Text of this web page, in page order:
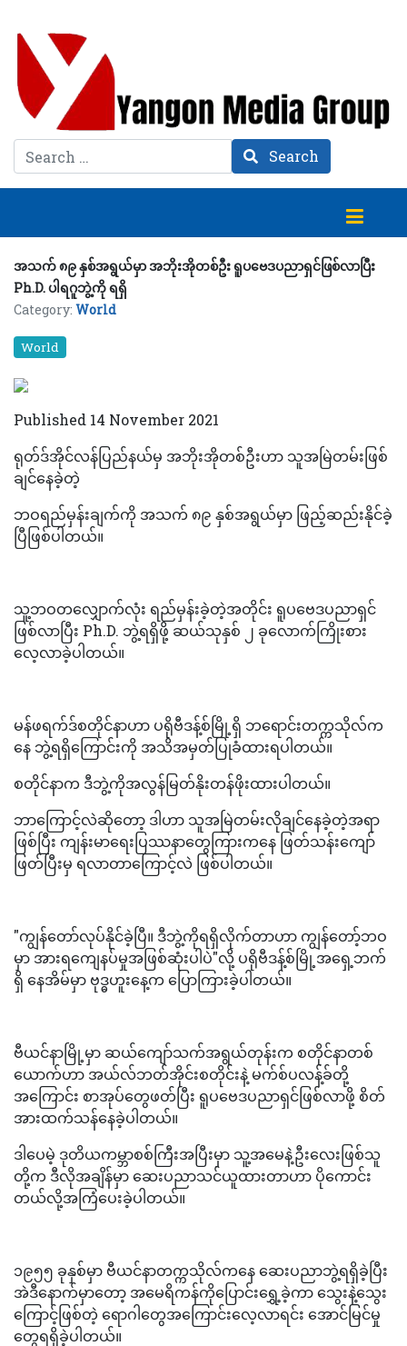
Search Search
အသက် ၈၉ နှစ်အရွယ်မှာ အဘိုးအိုတစ်ဦး ရူပဗေဒပညာရှင်ဖြစ်လာပြီး
Ph.D. ပါရဂူဘွဲ့ကို ရရှိ
Category: World
World
Published 14 November 2021
ရုတ်ဒ်အိုင်လန်ပြည်နယ်မှ အဘိုးအိုတစ်ဦးဟာ သူအမြဲတမ်းဖြစ်
ချင်နေခဲ့တဲ့
ဘဝရည်မှန်းချက်ကို အသက် ၈၉ နှစ်အရွယ်မှာ ဖြည့်ဆည်းနိုင်ခဲ့
ပြီဖြစ်ပါတယ်။
သူ့ဘဝတလျှောက်လုံး ရည်မှန်းခဲ့တဲ့အတိုင်း ရူပဗေဒပညာရှင်
ဖြစ်လာပြီး Ph.D. ဘွဲ့ရရှိဖို့ ဆယ်သုနှစ် ၂ ခုလောက်ကြိုးစား
လေ့လာခဲ့ပါတယ်။
မန်ဖရက်ဒ်စတိုင်နာဟာ ပရိုဗီဒန့်စ်မြို့ရှိ ဘရောင်းတက္ကသိုလ်က
နေ ဘွဲ့ရရှိကြောင်းကို အသိအမှတ်ပြုခံထားရပါတယ်။
စတိုင်နာက ဒီဘွဲ့ကိုအလွန်မြတ်နိုးတန်ဖိုးထားပါတယ်။
ဘာကြောင့်လဲဆိုတော့ ဒါဟာ သူအမြဲတမ်းလိုချင်နေခဲ့တဲ့အရာ
ဖြစ်ပြီး ကျန်းမာရေးပြဿနာတွေကြားကနေ ဖြတ်သန်းကျော်
ဖြတ်ပြီးမှ ရလာတာကြောင့်လဲ ဖြစ်ပါတယ်။
"ကျွန်တော်လုပ်နိုင်ခဲ့ပြီ။ ဒီဘွဲ့ကိုရရှိလိုက်တာဟာ ကျွန်တော့်ဘဝ
မှာ အားရကျေနပ်မှုအဖြစ်ဆုံးပါပဲ"လို့ ပရိုဗီဒန့်စ်မြို့အရှေ့ဘက်
ရှိ နေအိမ်မှာ ဗုဒ္ဓဟူးနေ့က ပြောကြားခဲ့ပါတယ်။
ဗီယင်နာမြို့မှာ ဆယ်ကျော်သက်အရွယ်တုန်းက စတိုင်နာတစ်
ယောက်ဟာ အယ်လ်ဘတ်အိုင်းစတိုင်းနဲ့ မက်စ်ပလန့်ခ်တို့
အကြောင်း စာအုပ်တွေဖတ်ပြီး ရူပဗေဒပညာရှင်ဖြစ်လာဖို့ စိတ်
အားထက်သန်နေခဲ့ပါတယ်။
ဒါပေမဲ့ ဒုတိယကမ္ဘာစစ်ကြီးအပြီးမှာ သူ့အမေနဲ့ဦးလေးဖြစ်သူ
တို့က ဒီလိုအချိန်မှာ ဆေးပညာသင်ယူထားတာဟာ ပိုကောင်း
တယ်လို့အကြံပေးခဲ့ပါတယ်။
၁၉၅၅ ခုနှစ်မှာ ဗီယင်နာတက္ကသိုလ်ကနေ ဆေးပညာဘွဲ့ရရှိခဲ့ပြီး
အဲဒီနောက်မှာတော့ အမေရိကန်ကိုပြောင်းရွှေ့ခဲ့ကာ သွေးနဲ့သွေး
ကြောင့်ဖြစ်တဲ့ ရောဂါတွေအကြောင်းလေ့လာရင်း အောင်မြင်မှု
တွေရရှိခဲ့ပါတယ်။